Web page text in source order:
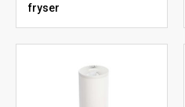
fryser